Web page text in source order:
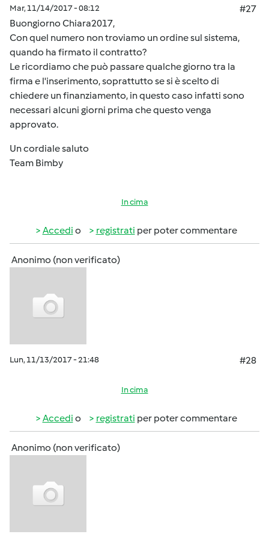
Mar, 11/14/2017 - 08:12
#27
Buongiorno Chiara2017,
Con quel numero non troviamo un ordine sul sistema,
quando ha firmato il contratto?
Le ricordiamo che può passare qualche giorno tra la
firma e l'inserimento, soprattutto se si è scelto di
chiedere un finanziamento, in questo caso infatti sono
necessari alcuni giorni prima che questo venga
approvato.
Un cordiale saluto
Team Bimby
In cima
Accedi o registrati per poter commentare
Anonimo (non verificato)
Lun, 11/13/2017 - 21:48 #28
In cima
Accedi o registrati per poter commentare
Anonimo (non verificato)